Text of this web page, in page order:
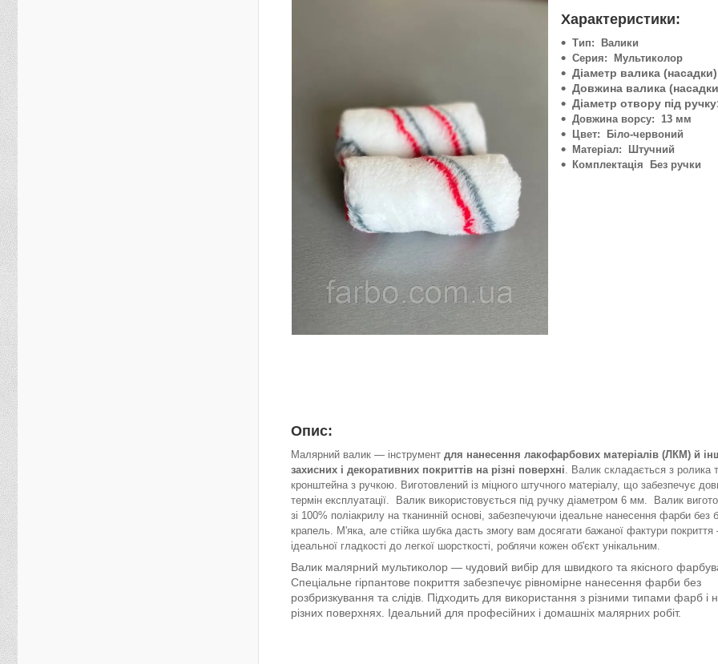
Характеристики:
Тип: Валики
Серия: Мультиколор
Діаметр валика
Довжина валика
Діаметр отвору під
Довжина ворсу: 13 мм
Цвет: Біло-червоний
Матеріал: Штучний
Комплектація Без ручки
Опис:
Малярний валик — інструмент для нанесення лакофарбових матеріалів (ЛКМ) й
захисних і декоративних покриттів на різні поверхні . Валик складається з ролика
кронштейна з ручкою. Виготовлений із міцного штучного матеріалу, що забезпечує
термін експлуатації. Валик використовується під ручку діаметром 6 мм. Валик
зі 100% поліакрилу на тканинній основі, забезпечуючи ідеальне нанесення фарби без
крапель. М'яка, але стійка шубка дасть змогу вам досягати бажаної фактури
ідеальної гладкості до легкої шорсткості, роблячи кожен об'єкт унікальним.
Валик малярний мультиколор — чудовий вибір для швидкого та якісного
Спеціальне гірпантове покриття забезпечує рівномірне нанесення фарби без
розбризкування та слідів. Підходить для використання з різними типами фарб і
різних поверхнях. Ідеальний для професійних і домашніх малярних робіт.